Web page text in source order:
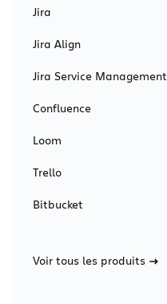
Jira
Jira Align
Jira Service Management
Confluence
Loom
Trello
Bitbucket
Voir tous les produits